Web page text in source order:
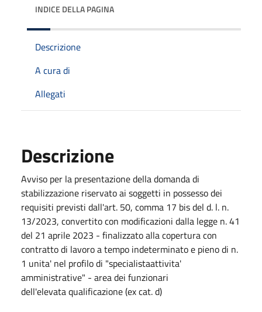
INDICE DELLA PAGINA
Descrizione
A cura di
Allegati
Descrizione
Avviso per la presentazione della domanda di
stabilizzazione riservato ai soggetti in possesso dei
requisiti previsti dall'art. 50, comma 17 bis del d. l. n.
13/2023, convertito con modificazioni dalla legge n. 41
del 21 aprile 2023 - finalizzato alla copertura con
contratto di lavoro a tempo indeterminato e pieno di n.
1 unita' nel profilo di "specialistaattivita'
amministrative" - area dei funzionari
dell'elevata qualificazione (ex cat. d)